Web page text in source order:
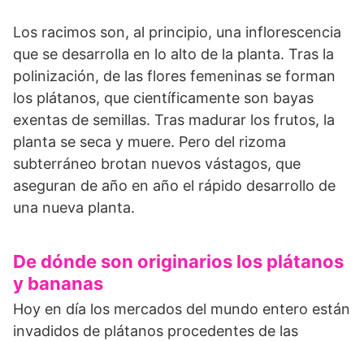
Los racimos son, al principio, una inflorescencia
que se desarrolla en lo alto de la planta. Tras la
poliniza­ción, de las flores femeninas se forman
los plátanos, que científica­mente son bayas
exentas de se­millas. Tras madurar los frutos, la
planta se seca y muere. Pero del rizoma
subterráneo brotan nuevos vástagos, que
aseguran de año en año el rápido desarrollo de
una nueva planta.
De dónde son originarios los plátanos
y bananas
Hoy en día los mercados del mundo entero están
invadidos de plátanos procedentes de las